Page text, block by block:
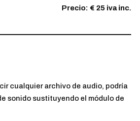
Precio: € 25 iva inc.
cualquier archivo de audio, podría
sonido sustituyendo el módulo de